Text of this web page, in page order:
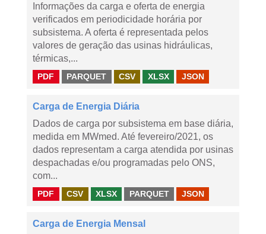
Informações da carga e oferta de energia
verificados em periodicidade horária por
subsistema. A oferta é representada pelos
valores de geração das usinas hidráulicas,
térmicas,...
PDF PARQUET CSV XLSX JSON
Carga de Energia Diária
Dados de carga por subsistema em base diária,
medida em MWmed. Até fevereiro/2021, os
dados representam a carga atendida por usinas
despachadas e/ou programadas pelo ONS,
com...
PDF CSV XLSX PARQUET JSON
Carga de Energia Mensal